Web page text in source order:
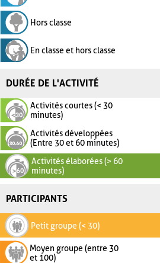
Hors classe
En classe et hors classe
DURÉE DE L'ACTIVITÉ
Activités courtes (< 30
minutes)
Activités développées
(Entre 30 et 60 minutes)
Activités élaborées (> 60
minutes)
PARTICIPANTS
Petit groupe (< 30)
Moyen groupe (entre 30
et 100)